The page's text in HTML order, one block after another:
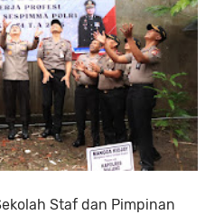
Staf dan Pimpinan